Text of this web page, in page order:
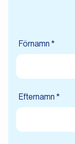
Förnamn *
Efternamn *